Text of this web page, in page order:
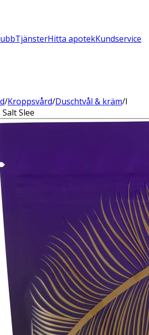
TjänsterHitta apotekKundservice
/Kroppsvård/Duschtvål & kräm/I
Slee